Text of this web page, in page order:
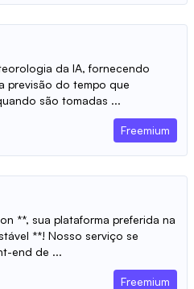
da IA, fornecendo
previsão do tempo que
são tomadas ...
Freemium
**, sua plataforma preferida na
**! Nosso serviço se
end de ...
Freemium